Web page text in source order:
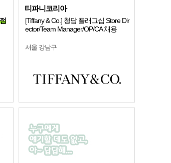
티파니코리아
[Tiffany & Co.] 청담 플래그십 Store Dir
ector/Team Manager/OP/CA 채용
서울 강남구